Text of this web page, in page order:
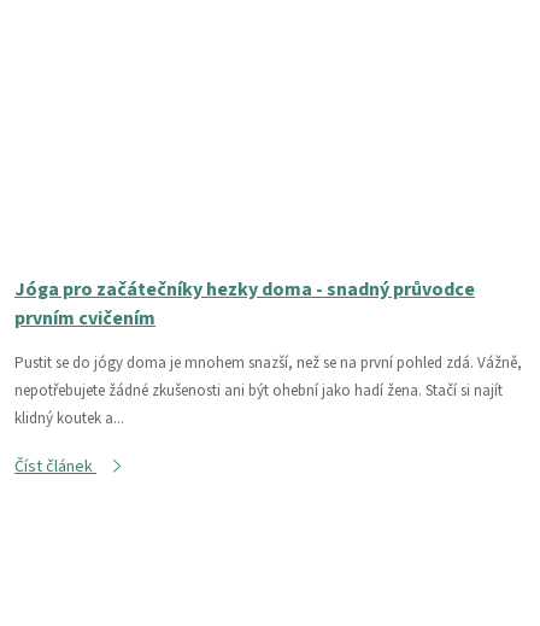
Jóga pro začátečníky hezky doma - snadný průvodce
prvním cvičením
Pustit se do jógy doma je mnohem snazší, než se na první pohled zdá. Vážně,
nepotřebujete žádné zkušenosti ani být ohební jako hadí žena. Stačí si najít
klidný koutek a...
Číst článek